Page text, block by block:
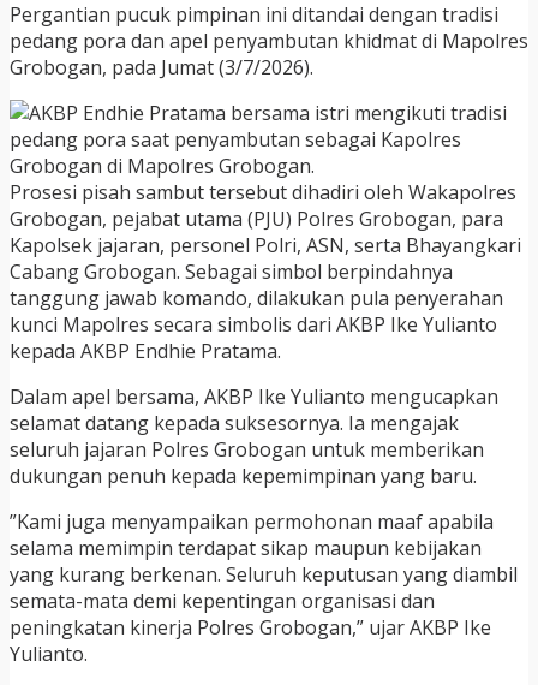
Pergantian pucuk pimpinan ini ditandai dengan tradisi
pedang pora dan apel penyambutan khidmat di Mapolres
Grobogan, pada Jumat (3/7/2026).
Prosesi pisah sambut tersebut dihadiri oleh Wakapolres
Grobogan, pejabat utama (PJU) Polres Grobogan, para
Kapolsek jajaran, personel Polri, ASN, serta Bhayangkari
Cabang Grobogan. Sebagai simbol berpindahnya
tanggung jawab komando, dilakukan pula penyerahan
kunci Mapolres secara simbolis dari AKBP Ike Yulianto
kepada AKBP Endhie Pratama.
Dalam apel bersama, AKBP Ike Yulianto mengucapkan
selamat datang kepada suksesornya. Ia mengajak
seluruh jajaran Polres Grobogan untuk memberikan
dukungan penuh kepada kepemimpinan yang baru.
”Kami juga menyampaikan permohonan maaf apabila
selama memimpin terdapat sikap maupun kebijakan
yang kurang berkenan. Seluruh keputusan yang diambil
semata-mata demi kepentingan organisasi dan
peningkatan kinerja Polres Grobogan,” ujar AKBP Ike
Yulianto.